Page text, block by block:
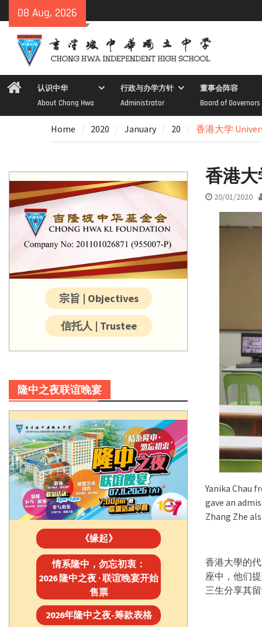
to
content
08 Aug, 2026
Home认识中华
About Chong Hwa
行政与办学方针
Administrator
董事会阵容
Board of Governors
Home 2020 January 20 香港大学
香港大
20/01/2020
Yanika Chau
gave an
Zhang Zhe
香港大學的
座中，他们
三生分享其
宗旨 | Objectives
信托人 | Trustee
隆中之夜联谊晚宴
《缘起》
情系隆中，勿忘初衷：
2026 隆中之夜 · 联谊晚宴开始
售票
2026年隆中之夜-筹款表格